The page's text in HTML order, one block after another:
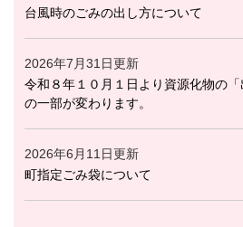
台風時のごみの出し方について
2026年7月31日更新
令和８年１０月１日より資源化物の「
の一部が変わります。
2026年6月11日更新
町指定ごみ袋について